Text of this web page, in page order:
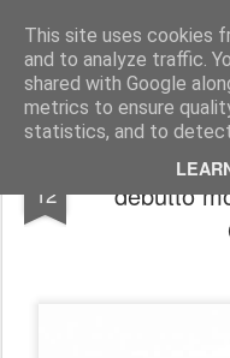
This site uses cookies
and to analyze traffic.
shared with Google
metrics to ensure
statistics, and to detect
AutoMotoCorse.
12
Honda
debutto